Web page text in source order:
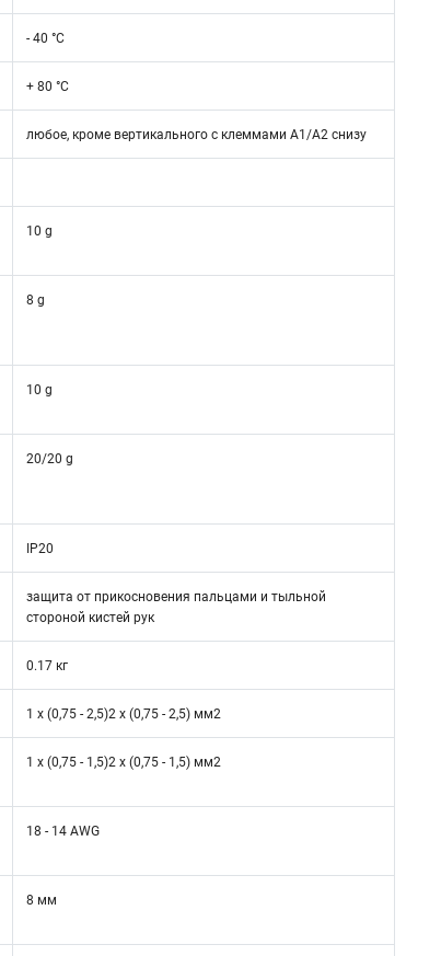
- 40 °C
+ 80 °C
любое, кроме вертикального с клеммами A1/A2 снизу
10 g
8 g
10 g
20/20 g
IP20
защита от прикосновения пальцами и тыльной
стороной кистей рук
0.17 кг
1 x (0,75 - 2,5)2 x (0,75 - 2,5) мм2
1 x (0,75 - 1,5)2 x (0,75 - 1,5) мм2
18 - 14 AWG
8 мм